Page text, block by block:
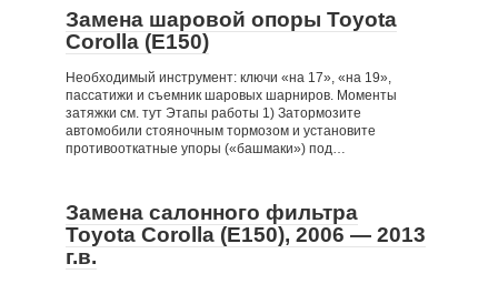
Замена шаровой опоры Toyota
Corolla (Е150)
Необходимый инструмент: ключи «на 17», «на 19»,
пассатижи и съемник шаровых шарниров. Моменты
затяжки см. тут Этапы работы 1) Затормозите
автомобили стояночным тормозом и установите
противооткатные упоры («башмаки») под…
Замена салонного фильтра
Toyota Corolla (Е150), 2006 — 2013
г.в.